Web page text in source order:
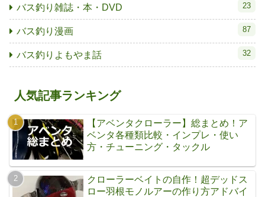
バス釣り雑誌・本・DVD 23
バス釣り漫画 87
バス釣りよもやま話 32
人気記事ランキング
【アベンタクローラー】総まとめ！ア
ベンタ各種類比較・インプレ・使い
方・チューニング・タックル
クローラーベイトの自作！超デッドス
ロー羽根モノルアーの作り方アドバイ